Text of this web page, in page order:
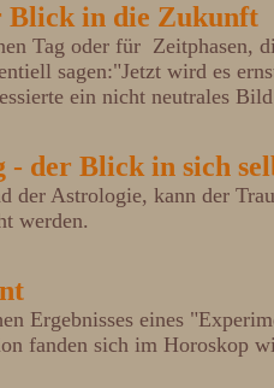
Blick in die Zukunft
Tag oder für Zeitphasen,
sagen:"Jetzt wird es
ein nicht neutrales
- der Blick in sich
der Astrologie, kann der
werden.
Ergebnisses eines
fanden sich im Horoskop